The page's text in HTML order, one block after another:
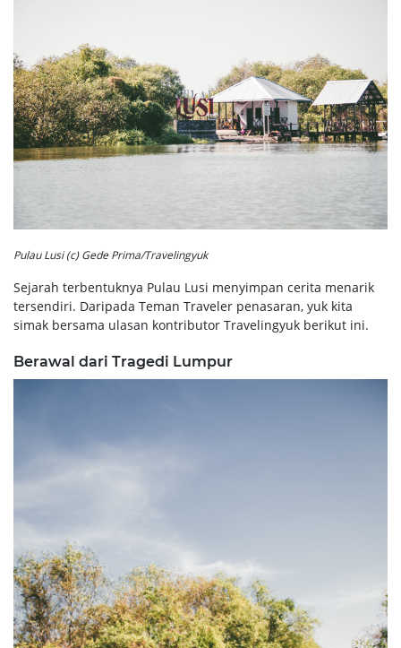
Pulau Lusi (c) Gede Prima/Travelingyuk
Sejarah terbentuknya Pulau Lusi menyimpan cerita menarik
tersendiri. Daripada Teman Traveler penasaran, yuk kita
simak bersama ulasan kontributor Travelingyuk berikut ini.
Berawal dari Tragedi Lumpur